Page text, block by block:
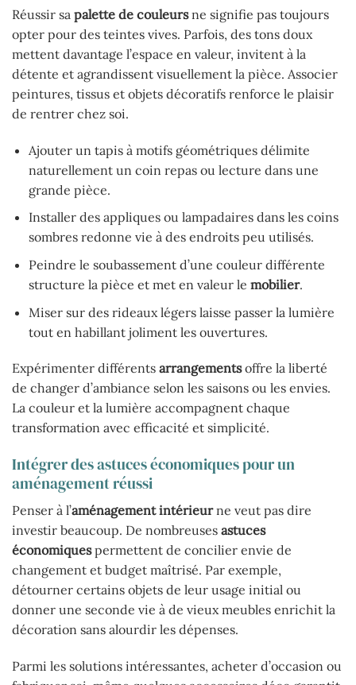
Réussir sa palette de couleursne signifie pas toujours
opter pour des teintes vives. Parfois, des tons doux
mettent davantage l’espace en valeur, invitent à la
détente et agrandissent visuellement la pièce. Associer
peintures, tissus et objets décoratifs renforce le plaisir
de rentrer chez soi.
Ajouter un tapis à motifs géométriques délimite
naturellement un coin repas ou lecture dans une
grande pièce.
Installer des appliques ou lampadaires dans les coins
sombres redonne vie à des endroits peu utilisés.
Peindre le soubassement d’une couleur différente
structure la pièce et met en valeur le mobilier.
Miser sur des rideaux légers laisse passer la lumière
tout en habillant joliment les ouvertures.
Expérimenter différents arrangementsoffre la liberté
de changer d’ambiance selon les saisons ou les envies.
La couleur et la lumière accompagnent chaque
transformation avec efficacité et simplicité.
Intégrer des astuces économiques pour un
aménagement réussi
Penser à l’aménagement intérieurne veut pas dire
investir beaucoup. De nombreuses astuces
économiquespermettent de concilier envie de
changement et budget maîtrisé. Par exemple,
détourner certains objets de leur usage initial ou
donner une seconde vie à de vieux meubles enrichit la
décoration sans alourdir les dépenses.
Parmi les solutions intéressantes, acheter d’occasion ou